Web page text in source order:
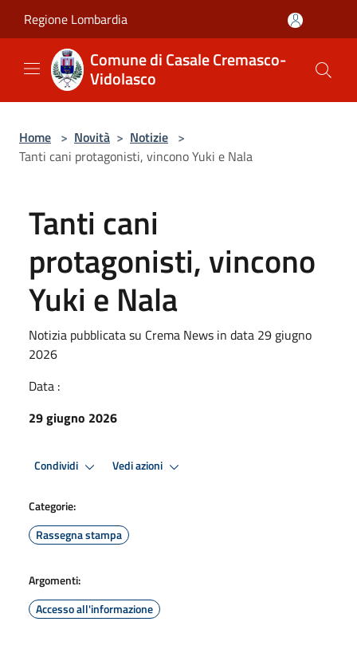
Regione Lombardia
Comune di Casale Cremasco-
Vidolasco
Home > Novità > Notizie >
Tanti cani protagonisti, vincono Yuki e Nala
Tanti cani
protagonisti, vincono
Yuki e Nala
Notizia pubblicata su Crema News in data 29 giugno
2026
Data :
29 giugno 2026
Condividi Vedi azioni
Categorie:
Rassegna stampa
Argomenti:
Accesso all'informazione